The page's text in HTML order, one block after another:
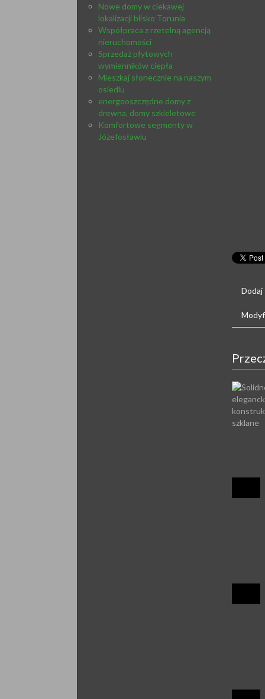
Nowe domy w ciekawej
lokalizacji blisko Torunia
Współpraca z rzetelną agencją
nieruchomości
Sprzedaż płytowych
wymienników ciepła
Mieszkaj słonecznie na naszym
osiedlu
energooszczędne domy z
drewna, domy szkieletowe
Komfortowe segmenty w
Józefosławiu
Dodaj